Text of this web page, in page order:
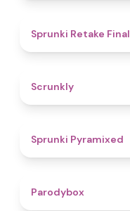
Sprunki Retake Final
Scrunkly
Sprunki Pyramixed
Parodybox